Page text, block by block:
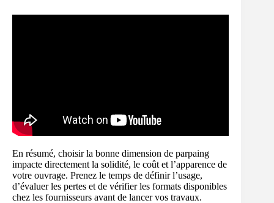
En résumé, choisir la bonne dimension de parpaing
impacte directement la solidité, le coût et l’apparence de
votre ouvrage. Prenez le temps de définir l’usage,
d’évaluer les pertes et de vérifier les formats disponibles
chez les fournisseurs avant de lancer vos travaux.